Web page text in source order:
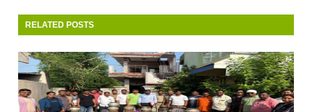
RELATED POSTS